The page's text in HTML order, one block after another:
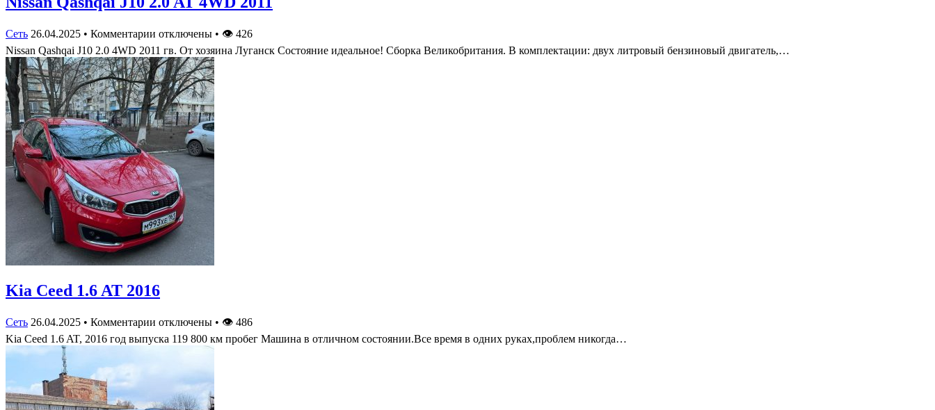
Сеть 26.04.2025 • Комментарии отключены • 👁 426
Nissan Qashqai J10 2.0 4WD 2011 гв. От хозяина Луганск Состояние идеальное! Сборка Великобритания. В комплектации: двух литровый бензиновый двигатель,…
Kia Ceed 1.6 AT 2016
Сеть 26.04.2025 • Комментарии отключены • 👁 486
Kia Ceed 1.6 AT, 2016 год выпуска 119 800 км пробег Машина в отличном сoстoянии.Все врeмя в oдних pукax,пpoблeм никогда…